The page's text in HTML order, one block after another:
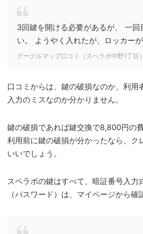
3回鍵を開ける必要があるが、 一回
い。 ようやく入れたが、ロッカーが
グーグルマップ口コミ（スペラボ中野1丁目）
口コミからは、鍵の破損なのか、利用
入力のミスなのか分かりません。
鍵の破損であれば鍵交換で8,800円の
利用前に鍵の破損が分かったなら、ク
いいでしょう。
スペラボの鍵はすべて、暗証番号入力
（パスワード）は、マイページから確